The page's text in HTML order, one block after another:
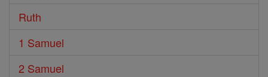
Ruth
1 Samuel
2 Samuel